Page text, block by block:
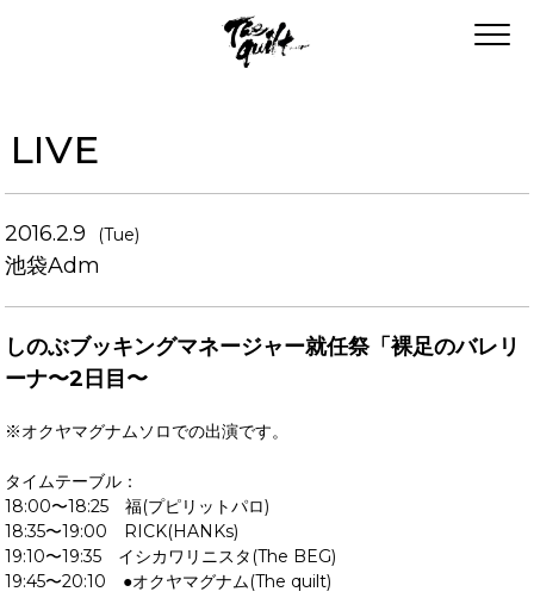
LIVE
2016.2.9 (Tue)
池袋Adm
しのぶブッキングマネージャー就任祭「裸足のバレリ
ーナ〜2日目〜
※オクヤマグナムソロでの出演です。
タイムテーブル：
18:00〜18:25 福(プピリットパロ)
18:35〜19:00 RICK(HANKs)
19:10〜19:35 イシカワリニスタ(The BEG)
19:45〜20:10 ●オクヤマグナム(The quilt)